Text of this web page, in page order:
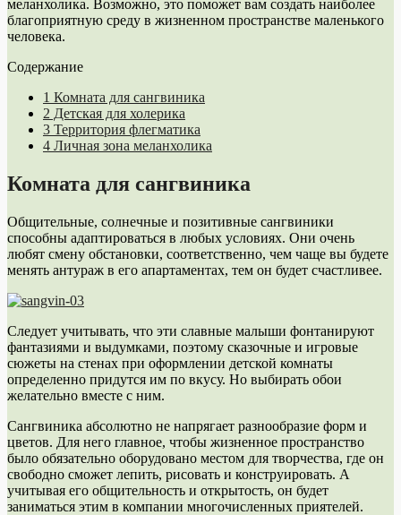
меланхолика. Возможно, это поможет вам создать наиболее
благоприятную среду в жизненном пространстве маленького
человека.
Содержание
1 Комната для сангвиника
2 Детская для холерика
3 Территория флегматика
4 Личная зона меланхолика
Комната для сангвиника
Общительные, солнечные и позитивные сангвиники
способны адаптироваться в любых условиях. Они очень
любят смену обстановки, соответственно, чем чаще вы будете
менять антураж в его апартаментах, тем он будет счастливее.
Следует учитывать, что эти славные малыши фонтанируют
фантазиями и выдумками, поэтому сказочные и игровые
сюжеты на стенах при оформлении детской комнаты
определенно придутся им по вкусу. Но выбирать обои
желательно вместе с ним.
Сангвиника абсолютно не напрягает разнообразие форм и
цветов. Для него главное, чтобы жизненное пространство
было обязательно оборудовано местом для творчества, где он
свободно сможет лепить, рисовать и конструировать. А
учитывая его общительность и открытость, он будет
заниматься этим в компании многочисленных приятелей.